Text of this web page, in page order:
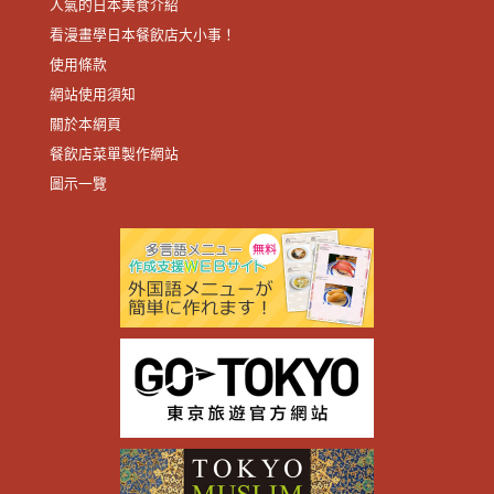
人氣的日本美食介紹
看漫畫學日本餐飲店大小事！
使用條款
網站使用須知
關於本網頁
餐飲店菜單製作網站
圖示一覽